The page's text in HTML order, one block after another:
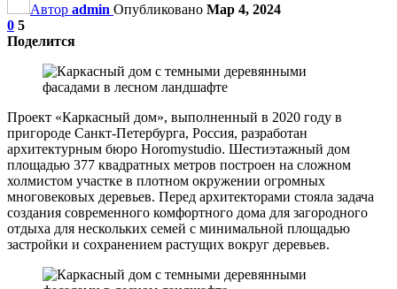
Автор admin Опубликовано Мар 4, 2024
0 5
Поделится
Проект «Каркасный дом», выполненный в 2020 году в
пригороде Санкт-Петербурга, Россия, разработан
архитектурным бюро Horomystudio. Шестиэтажный дом
площадью 377 квадратных метров построен на сложном
холмистом участке в плотном окружении огромных
многовековых деревьев. Перед архитекторами стояла задача
создания современного комфортного дома для загородного
отдыха для нескольких семей с минимальной площадью
застройки и сохранением растущих вокруг деревьев.